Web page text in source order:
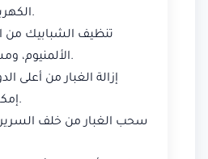
الكهرباء والإطارات.
تنظيف الشبابيك من
الألمنيوم، ومسارات الزجاج.
إزالة الغبار من أعلى
إمكانية الوصول).
سحب الغبار من خلف